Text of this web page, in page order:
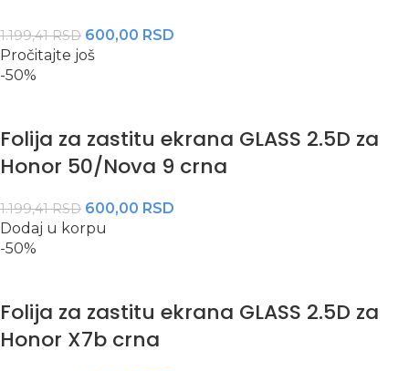
1.199,41RSD 600,00 RSD
Pročitajte još
-50%
Folija za zastitu ekrana GLASS 2.5D za
Honor 50/Nova 9 crna
1.199,41RSD 600,00 RSD
Dodaj u korpu
-50%
Folija za zastitu ekrana GLASS 2.5D za
Honor X7b crna